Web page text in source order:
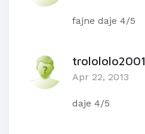
fajne daje 4/5
trolololo2001
Apr 22, 2013
daje 4/5